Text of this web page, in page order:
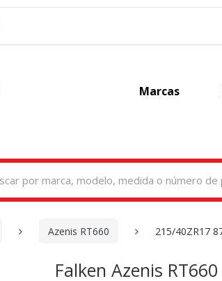
Marcas
Azenis RT660 215/40ZR17
Falken Azenis